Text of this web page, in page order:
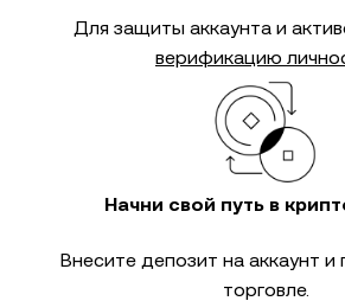
Для защиты аккаунта и
верификацию
Начни свой путь в
Внесите депозит на аккаунт и
торговле.